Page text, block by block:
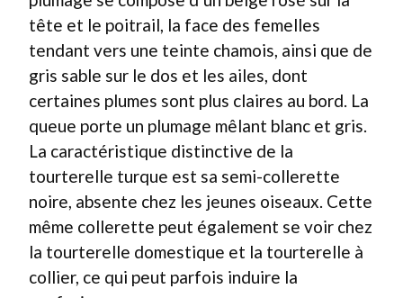
tête et le poitrail, la face des femelles
tendant vers une teinte chamois, ainsi que de
gris sable sur le dos et les ailes, dont
certaines plumes sont plus claires au bord. La
queue porte un plumage mêlant blanc et gris.
La caractéristique distinctive de la
tourterelle turque est sa semi-collerette
noire, absente chez les jeunes oiseaux. Cette
même collerette peut également se voir chez
la tourterelle domestique et la tourterelle à
collier, ce qui peut parfois induire la